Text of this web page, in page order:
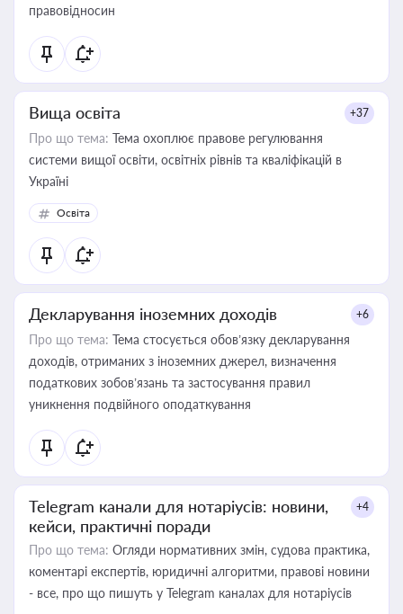
правовідносин
Вища освіта +37
Про що тема: Тема охоплює правове регулювання
системи вищої освіти, освітніх рівнів та кваліфікацій в
Україні
Освіта
Декларування іноземних доходів +6
Про що тема: Тема стосується обов’язку декларування
доходів, отриманих з іноземних джерел, визначення
податкових зобов’язань та застосування правил
уникнення подвійного оподаткування
Telegram канали для нотаріусів: новини,
кейси, практичні поради
+4
Про що тема: Огляди нормативних змін, судова практика,
коментарі експертів, юридичні алгоритми, правові новини
- все, про що пишуть у Telegram каналах для нотаріусів